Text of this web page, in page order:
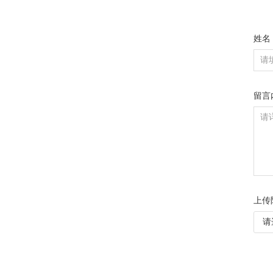
姓名
留言
上传
请